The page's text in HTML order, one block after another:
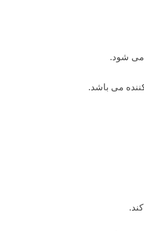
می شود.
می باشد.